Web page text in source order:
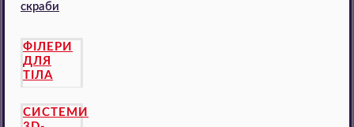
скраби
ФІЛЕРИ
ДЛЯ
ТІЛА
СИСТЕМИ